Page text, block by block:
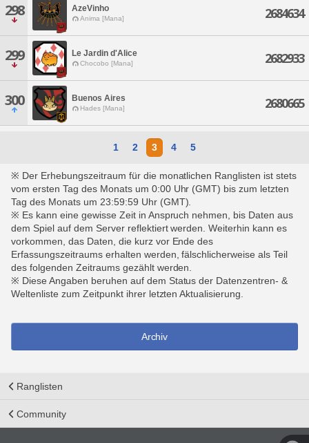
298 AzeVinho
Anima [Mana] 2684634
299 Le Jardin d'Alice
Chocobo [Mana] 2682933
300 Buenos Aires
Hades [Mana] 2680665
1 2 3 4 5
※ Der Erhebungszeitraum für die monatlichen Ranglisten ist stets
vom ersten Tag des Monats um 0:00 Uhr (GMT) bis zum letzten
Tag des Monats um 23:59:59 Uhr (GMT).
※ Es kann eine gewisse Zeit in Anspruch nehmen, bis Daten aus
dem Spiel auf dem Server reflektiert werden. Weiterhin kann es
vorkommen, das Daten, die kurz vor Ende des
Erfassungszeitraums erhalten werden, fälschlicherweise als Teil
des folgenden Zeitraums gezählt werden.
※ Diese Angaben beruhen auf dem Status der Datenzentren- &
Weltenliste zum Zeitpunkt ihrer letzten Aktualisierung.
Archiv
Ranglisten
Community